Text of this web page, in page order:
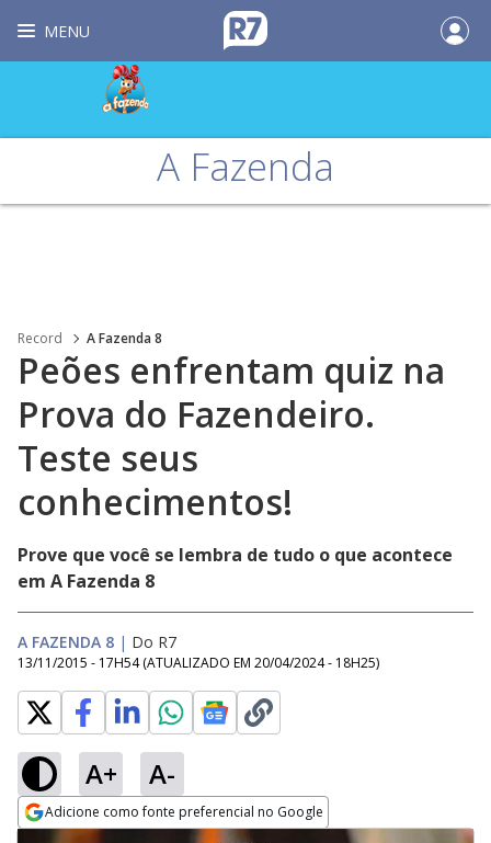
MENU
A Fazenda
Record A Fazenda 8
Peões enfrentam quiz na
Prova do Fazendeiro.
Teste seus
conhecimentos!
Prove que você se lembra de tudo o que acontece
em A Fazenda 8
A FAZENDA 8 | Do R7
13/11/2015 - 17H54 (ATUALIZADO EM 20/04/2024 - 18H25)
A+ A-
Adicione como fonte preferencial no Google